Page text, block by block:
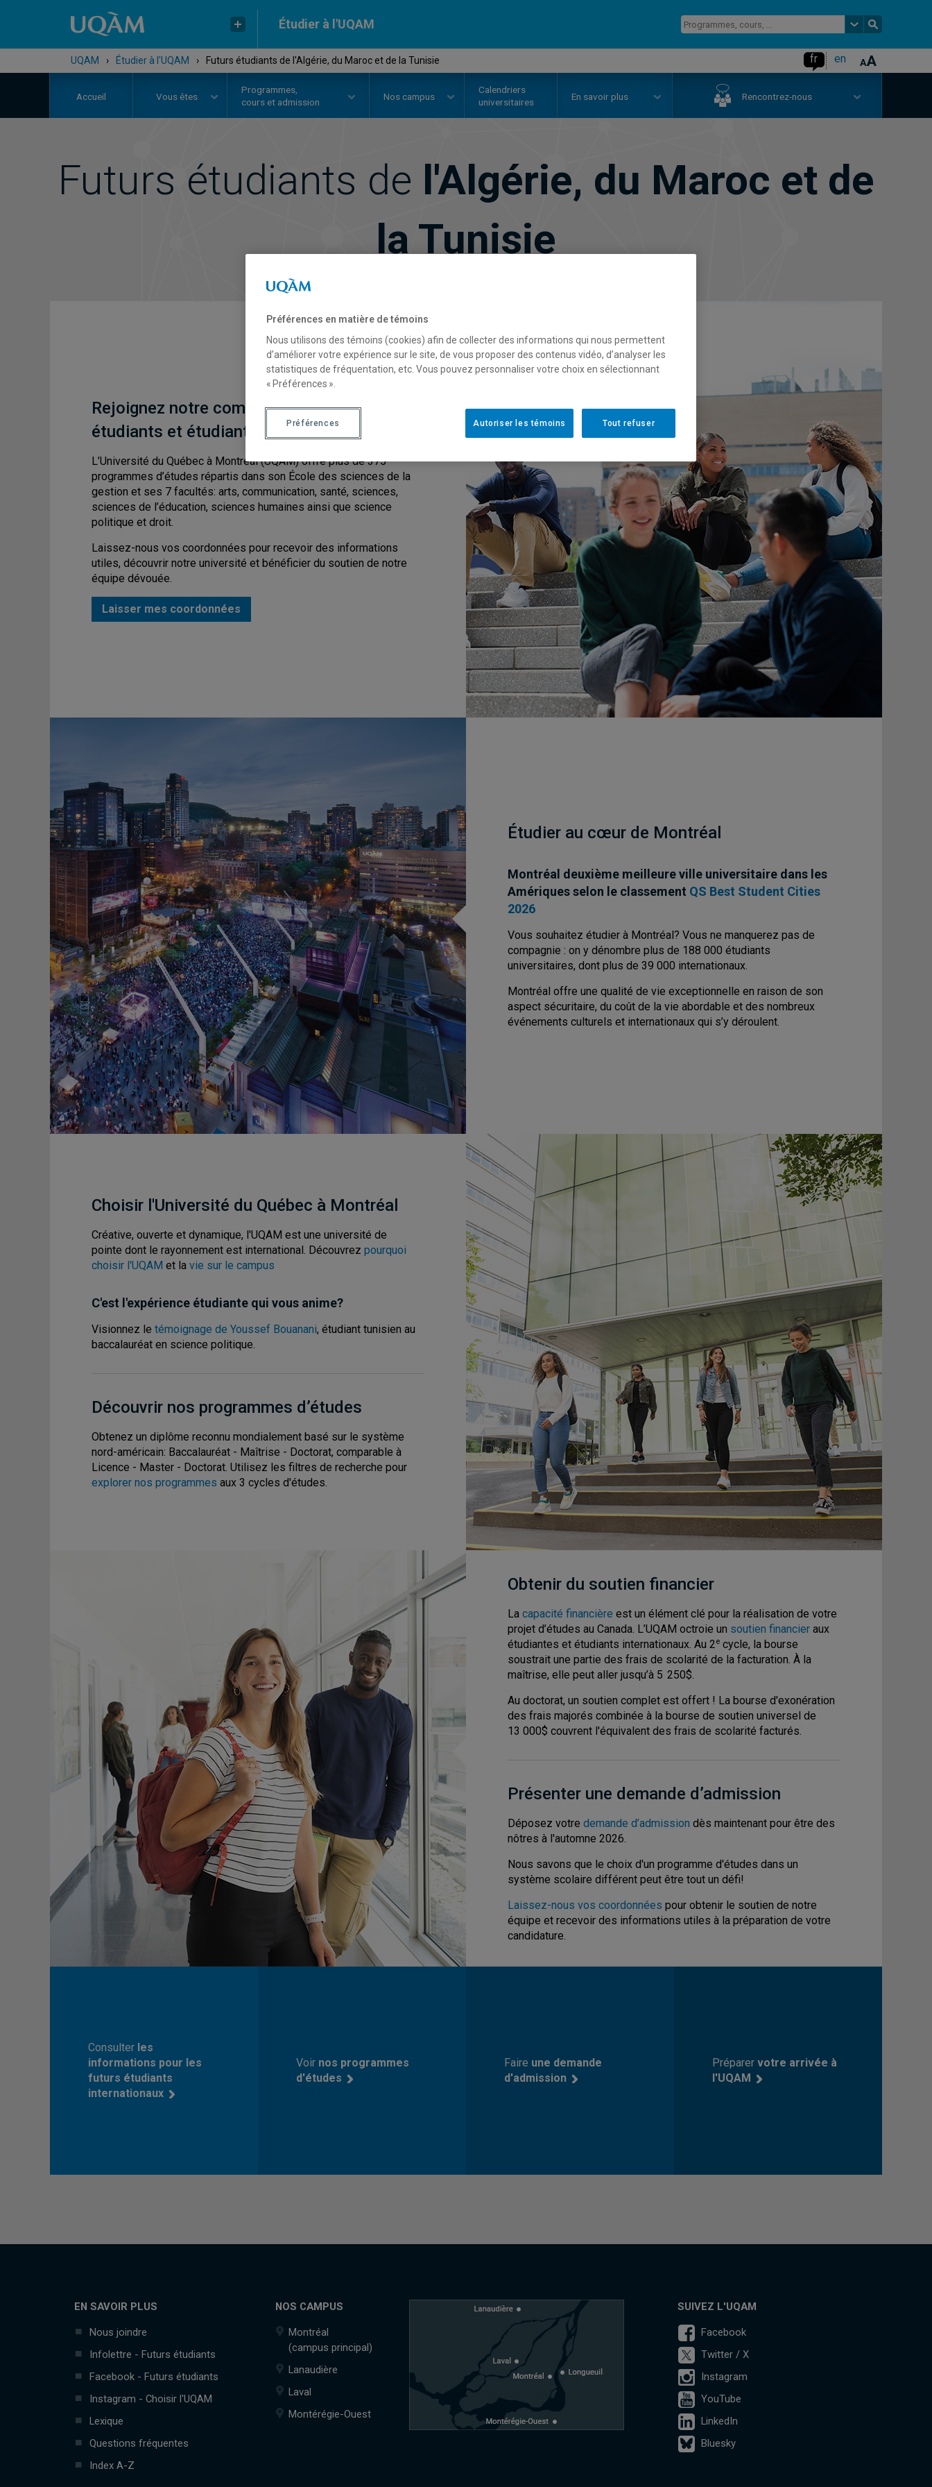
Étudier à l'UQAM
UQAM › Étudier à l'UQAM › Futurs étudiants de l'Algérie, du Maroc et de la Tunisie fr en
Accueil Vous êtes
Programmes,
cours et admission
Nos campus
Calendriers
universitaires
En savoir plus Rencontrez-nous
Futurs étudiants de l'Algérie, du Maroc et de
la Tunisie
Rejoignez notre communauté de futurs
étudiants et étudiantes!
L’Université du Québec à Montréal (UQAM) offre plus de 375
programmes d’études répartis dans son École des sciences de la
gestion et ses 7 facultés: arts, communication, santé, sciences,
sciences de l’éducation, sciences humaines ainsi que science
politique et droit.
Laissez-nous vos coordonnées pour recevoir des informations
utiles, découvrir notre université et bénéficier du soutien de notre
équipe dévouée.
Laisser mes coordonnées
Étudier au cœur de Montréal
Montréal deuxième meilleure ville universitaire dans les
Amériques selon le classement QS Best Student Cities
2026
Vous souhaitez étudier à Montréal? Vous ne manquerez pas de
compagnie : on y dénombre plus de 188 000 étudiants
universitaires, dont plus de 39 000 internationaux.
Montréal offre une qualité de vie exceptionnelle en raison de son
aspect sécuritaire, du coût de la vie abordable et des nombreux
événements culturels et internationaux qui s’y déroulent.
Choisir l'Université du Québec à Montréal
Créative, ouverte et dynamique, l'UQAM est une université de
pointe dont le rayonnement est international. Découvrez pourquoi
choisir l'UQAM et la vie sur le campus
C'est l'expérience étudiante qui vous anime?
Visionnez le témoignage de Youssef Bouanani, étudiant tunisien au
baccalauréat en science politique.
Découvrir nos programmes d’études
Obtenez un diplôme reconnu mondialement basé sur le système
nord-américain: Baccalauréat - Maîtrise - Doctorat, comparable à
Licence - Master - Doctorat. Utilisez les filtres de recherche pour
explorer nos programmes aux 3 cycles d'études.
Obtenir du soutien financier
La capacité financière est un élément clé pour la réalisation de votre
projet d’études au Canada. L’UQAM octroie un soutien financier aux
étudiantes et étudiants internationaux. Au 2e cycle, la bourse
soustrait une partie des frais de scolarité de la facturation. À la
maîtrise, elle peut aller jusqu’à 5 250$.
Au doctorat, un soutien complet est offert ! La bourse d'exonération
des frais majorés combinée à la bourse de soutien universel de
13 000$ couvrent l'équivalent des frais de scolarité facturés.
Présenter une demande d’admission
Déposez votre demande d’admission dès maintenant pour être des
nôtres à l'automne 2026.
Nous savons que le choix d'un programme d'études dans un
système scolaire différent peut être tout un défi!
Laissez-nous vos coordonnées pour obtenir le soutien de notre
équipe et recevoir des informations utiles à la préparation de votre
candidature.
Consulter les
informations pour les
futurs étudiants
internationaux
Voir nos programmes
d'études
Faire une demande
d'admission
Préparer votre arrivée à
l'UQAM
EN SAVOIR PLUS
Nous joindre
Infolettre - Futurs étudiants
Facebook - Futurs étudiants
Instagram - Choisir l'UQAM
Lexique
Questions fréquentes
Index A-Z
NOS CAMPUS
Montréal
(campus principal)
Lanaudière
Laval
Montérégie-Ouest
SUIVEZ L'UQAM
Facebook
Twitter / X
Instagram
YouTube
LinkedIn
Bluesky
Préférences en matière de témoins
Nous utilisons des témoins (cookies) afin de collecter des informations qui nous permettent
d’améliorer votre expérience sur le site, de vous proposer des contenus vidéo, d’analyser les
statistiques de fréquentation, etc. Vous pouvez personnaliser votre choix en sélectionnant
« Préférences ».
Tout refuser
Autoriser les témoins
Préférences